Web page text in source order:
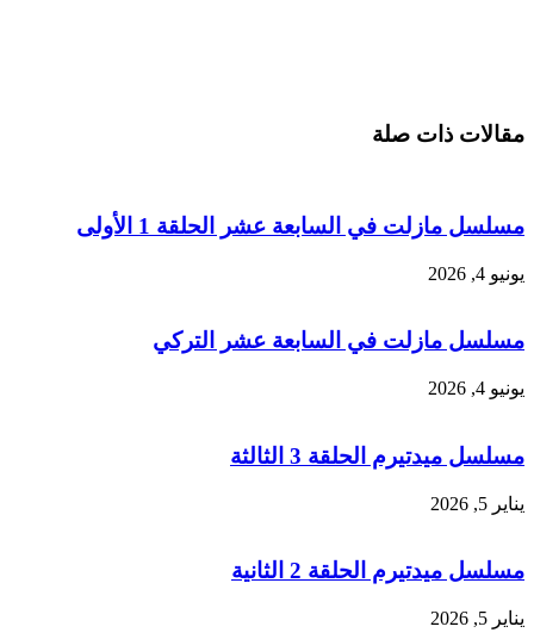
مقالات ذات صلة
مسلسل مازلت في السابعة عشر الحلقة 1 الأولى
يونيو 4, 2026
مسلسل مازلت في السابعة عشر التركي
يونيو 4, 2026
مسلسل ميدتيرم الحلقة 3 الثالثة
يناير 5, 2026
مسلسل ميدتيرم الحلقة 2 الثانية
يناير 5, 2026